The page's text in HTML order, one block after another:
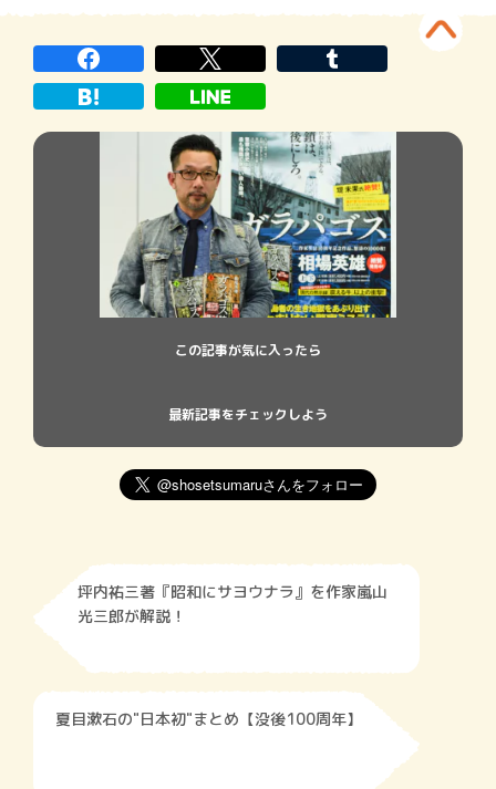
この記事が気に入ったら
最新記事をチェックしよう
坪内祐三著『昭和にサヨウナラ』を作家嵐山
光三郎が解説！
夏目漱石の"日本初"まとめ【没後100周年】